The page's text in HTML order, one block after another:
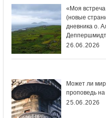
«Моя
(новые
дневника о.
26.06.2026
Может ли
проповедь
25.06.2026